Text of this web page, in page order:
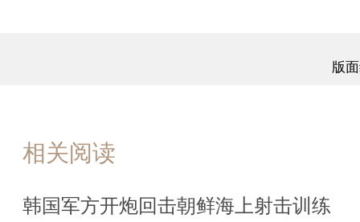
版
相关阅读
韩国军方开炮回击朝鲜海上射击训练